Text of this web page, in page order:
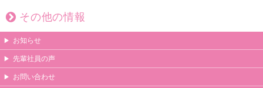
その他の情報
お知らせ
先輩社員の声
お問い合わせ